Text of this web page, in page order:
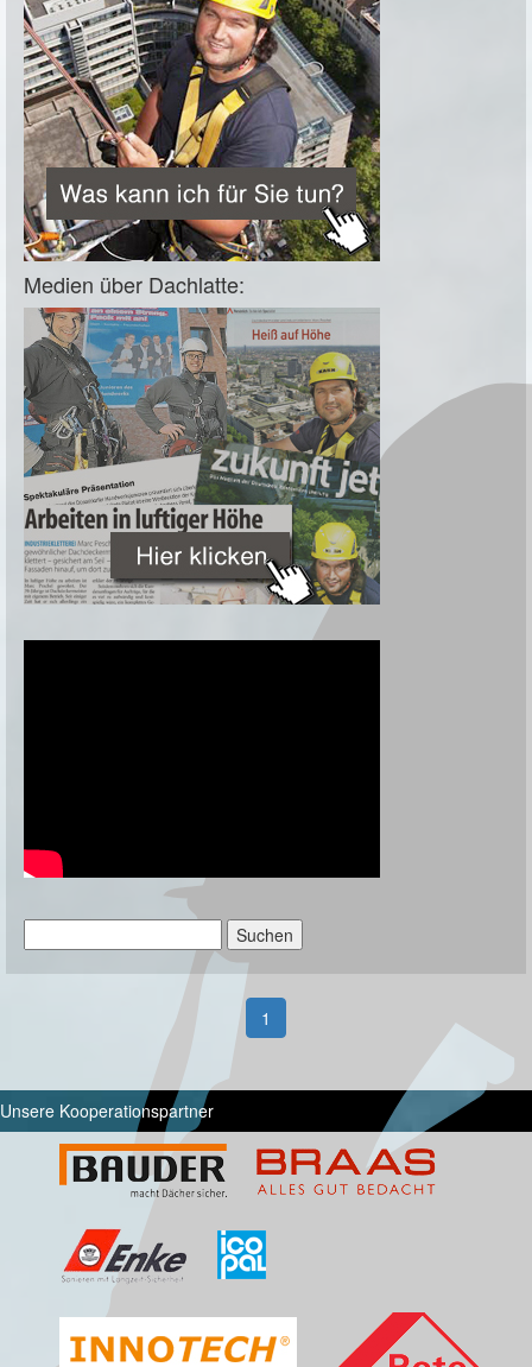
Medien über Dachlatte:
nach:
1
Unsere Kooperationspartner